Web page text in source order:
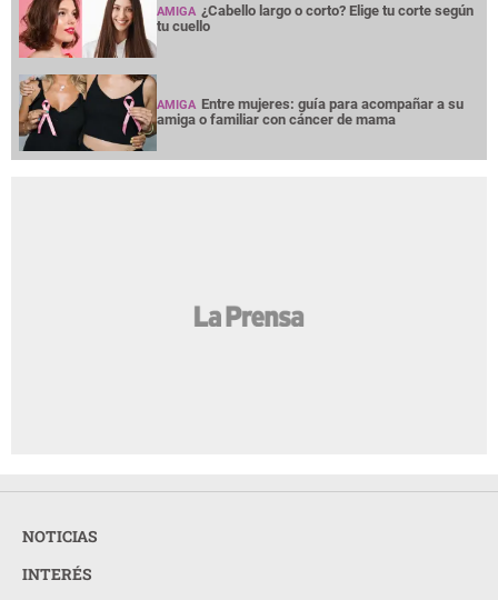
AMIGA ¿Cabello largo o corto? Elige tu corte según
tu cuello
AMIGA Entre mujeres: guía para acompañar a su
amiga o familiar con cáncer de mama
NOTICIAS
INTERÉS